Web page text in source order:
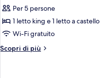
Eco
Family
Penthouse
Per 5 persone
1 letto king e 1 letto a
Wi-Fi gratuito
Scopri di più
Altri